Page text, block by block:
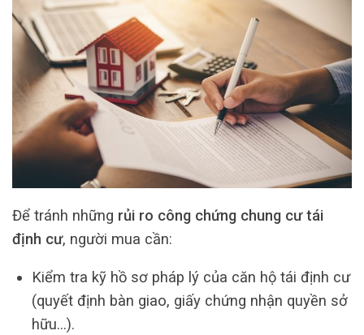
Để tránh những rủi ro công chứng chung cư tái
định cư, người mua cần:
Kiểm tra kỹ hồ sơ pháp lý của căn hộ tái định cư
(quyết định bàn giao, giấy chứng nhận quyền sở
hữu…).